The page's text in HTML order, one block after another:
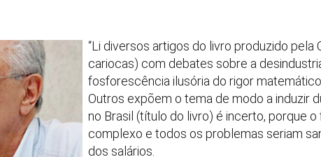
“Li diversos artigos do livro produzido pela
cariocas) com debates sobre a
fosforescência ilusória do rigor
Outros expõem o tema de modo a induzir
no Brasil (título do livro) é incerto, porque
complexo e todos os problemas seriam
dos salários.